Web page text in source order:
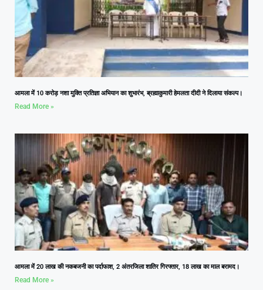
आमला में 10 करोड़ नशा मुक्ति प्रतिज्ञा अभियान का शुभारंभ, ब्रह्माकुमारी हेमलता दीदी ने दिलाया संकल्प।
Read More »
आमला में 20 लाख की नकबजनी का पर्दाफाश, 2 अंतरजिला शातिर गिरफ्तार, 18 लाख का माल बरामद।
Read More »